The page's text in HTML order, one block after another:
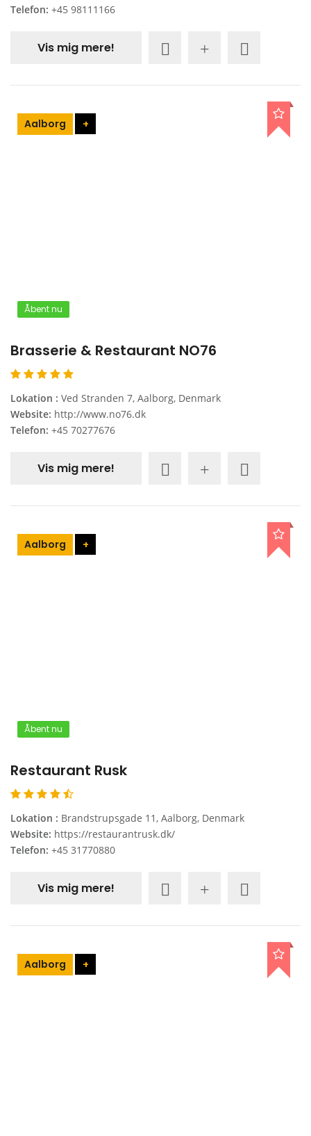
Telefon: +45 98111166
Vis mig mere!
Aalborg +
Åbent nu
Brasserie & Restaurant NO76
Lokation : Ved Stranden 7, Aalborg, Denmark
Website: http://www.no76.dk
Telefon: +45 70277676
Vis mig mere!
Aalborg +
Åbent nu
Restaurant Rusk
Lokation : Brandstrupsgade 11, Aalborg, Denmark
Website: https://restaurantrusk.dk/
Telefon: +45 31770880
Vis mig mere!
Aalborg +